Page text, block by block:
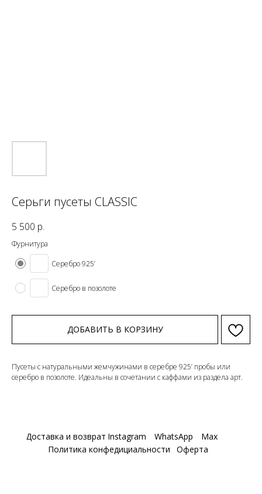
Серьги пусеты CLASSIC
5 500 р.
Фурнитура
Серебро 925’
Серебро в позолоте
ДОБАВИТЬ В КОРЗИНУ
Пусеты с натуральными жемчужинами в серебре 925’ пробы или
серебро в позолоте. Идеальны в сочетании с каффами из раздела арт.
Доставка и возврат Instagram WhatsApp
Max
Политика конфедициальности
Оферта